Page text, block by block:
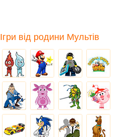
Ігри від родини Мультів